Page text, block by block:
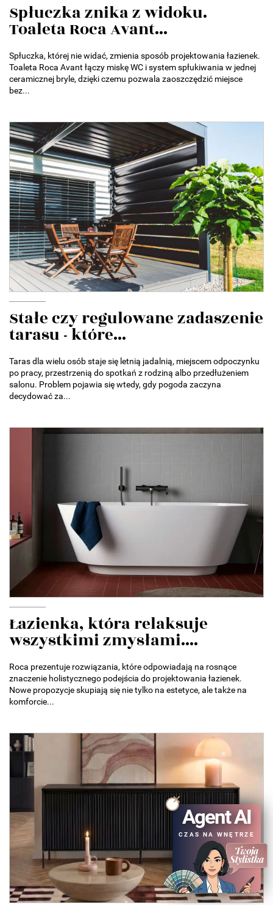
Spłuczka znika z widoku.
Toaleta Roca Avant...
Spłuczka, której nie widać, zmienia sposób projektowania łazienek.
Toaleta Roca Avant łączy miskę WC i system spłukiwania w jednej
ceramicznej bryle, dzięki czemu pozwala zaoszczędzić miejsce
bez...
Stałe czy regulowane zadaszenie
tarasu - które...
Taras dla wielu osób staje się letnią jadalnią, miejscem odpoczynku
po pracy, przestrzenią do spotkań z rodziną albo przedłużeniem
salonu. Problem pojawia się wtedy, gdy pogoda zaczyna
decydować za...
Łazienka, która relaksuje
wszystkimi zmysłami....
Roca prezentuje rozwiązania, które odpowiadają na rosnące
znaczenie holistycznego podejścia do projektowania łazienek.
Nowe propozycje skupiają się nie tylko na estetyce, ale także na
komforcie...
Agent AI
CZAS NA WNĘTRZE